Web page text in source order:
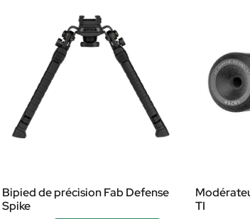
Bipied de précision Fab Defense
Spike
TI